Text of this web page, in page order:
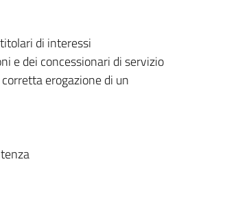
di interessi
e dei concessionari di servizio
erogazione di un